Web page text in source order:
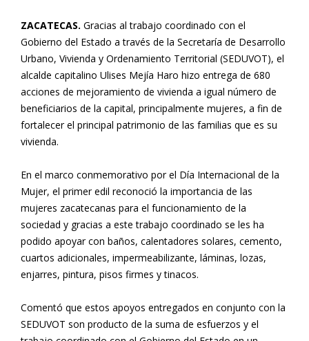
ZACATECAS. Gracias al trabajo coordinado con el
Gobierno del Estado a través de la Secretaría de Desarrollo
Urbano, Vivienda y Ordenamiento Territorial (SEDUVOT), el
alcalde capitalino Ulises Mejía Haro hizo entrega de 680
acciones de mejoramiento de vivienda a igual número de
beneficiarios de la capital, principalmente mujeres, a fin de
fortalecer el principal patrimonio de las familias que es su
vivienda.
En el marco conmemorativo por el Día Internacional de la
Mujer, el primer edil reconoció la importancia de las
mujeres zacatecanas para el funcionamiento de la
sociedad y gracias a este trabajo coordinado se les ha
podido apoyar con baños, calentadores solares, cemento,
cuartos adicionales, impermeabilizante, láminas, lozas,
enjarres, pintura, pisos firmes y tinacos.
Comentó que estos apoyos entregados en conjunto con la
SEDUVOT son producto de la suma de esfuerzos y el